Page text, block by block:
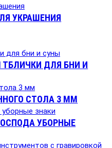
УКРАШЕНИЯ
ДЛЯ БНИ И
СТОЛА 3 ММ
УБОРНЫЕ